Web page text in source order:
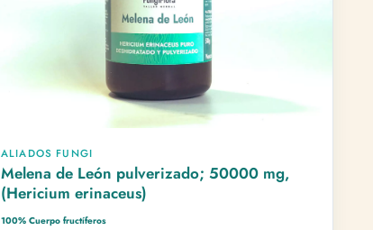
ALIADOS FUNGI
Melena de León pulverizado; 50000 mg,
(Hericium erinaceus)
100% Cuerpo fructíferos